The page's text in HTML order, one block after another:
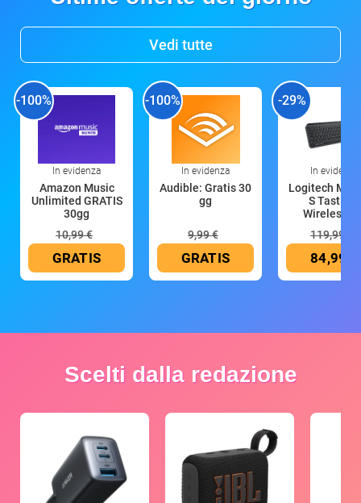
Vedi tutte
-100%
In evidenza
Amazon Music
Unlimited GRATIS
30gg
10,99 €
GRATIS
-100%
In evidenza
Audible: Gratis 30
gg
9,99 €
GRATIS
-29%
In evidenza
Logitech MX
S Tastiera
Wireless
119,99 €
84,99 €
Scelti dalla redazione